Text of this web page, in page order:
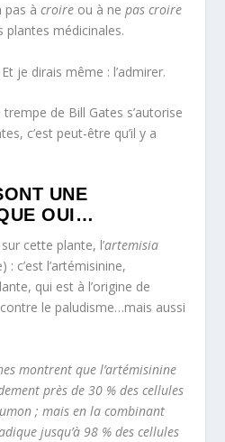
pas àcroire ou à ne pas croire
plantes médicinales.
Et je dirais même : l’admirer.
de Bill Gates s’autorise
c’est peut-être qu’il y a
UNE
OUI…
cette plante, l’artemisia
: c’est l’artémisinine,
qui est à l’origine de
le paludisme…mais aussi
montrent que l’artémisinine
près de 30 % des cellules
; mais en la combinant
jusqu’à 98 % des cellules